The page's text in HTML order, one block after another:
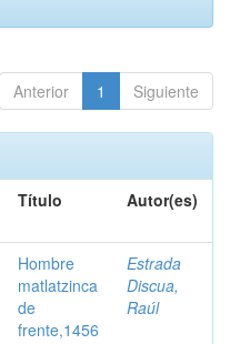
Anterior 1 Siguiente
Título Autor(es)
Hombre
matlatzinca
de
frente,1456
Estrada
Discua,
Raúl